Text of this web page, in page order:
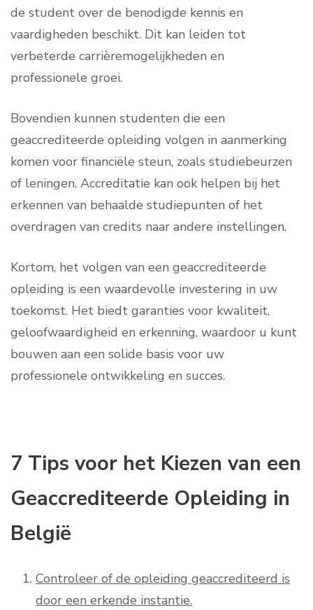
de student over de benodigde kennis en
vaardigheden beschikt. Dit kan leiden tot
verbeterde carrièremogelijkheden en
professionele groei.
Bovendien kunnen studenten die een
geaccrediteerde opleiding volgen in aanmerking
komen voor financiële steun, zoals studiebeurzen
of leningen. Accreditatie kan ook helpen bij het
erkennen van behaalde studiepunten of het
overdragen van credits naar andere instellingen.
Kortom, het volgen van een geaccrediteerde
opleiding is een waardevolle investering in uw
toekomst. Het biedt garanties voor kwaliteit,
geloofwaardigheid en erkenning, waardoor u kunt
bouwen aan een solide basis voor uw
professionele ontwikkeling en succes.
7 Tips voor het Kiezen van een
Geaccrediteerde Opleiding in
België
Controleer of de opleiding geaccrediteerd is
door een erkende instantie.